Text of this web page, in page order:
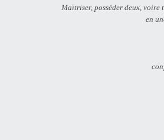
Maïtriser, posséder deux, voire
en